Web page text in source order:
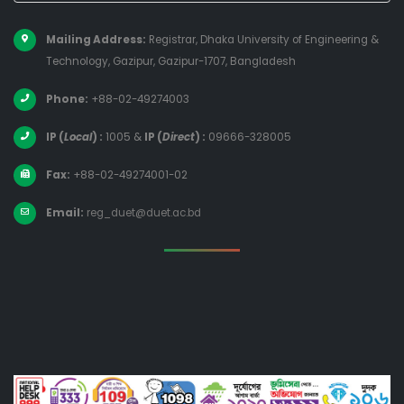
Mailing Address: Registrar, Dhaka University of Engineering &
Technology, Gazipur, Gazipur-1707, Bangladesh
Phone: +88-02-49274003
IP (Local) : 1005 & IP (Direct) : 09666-328005
Fax: +88-02-49274001-02
Email: reg_duet@duet.ac.bd